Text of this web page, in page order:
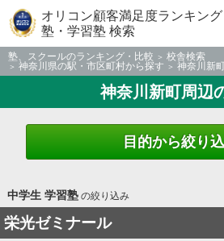
オリコン顧客満足度ランキング
塾・学習塾 検索
塾、スクールのランキング・比較
校舎検索
神奈川県の駅・市区町村から探す
神奈川新
神奈川新町周辺
目的から絞り
中学生 学習塾の絞り込み
栄光ゼミナール